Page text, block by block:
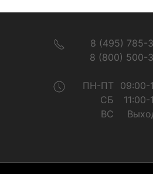
8 (495) 785-
8 (800) 500-
ПН-ПТ
09:00-
СБ
11:00-
ВС